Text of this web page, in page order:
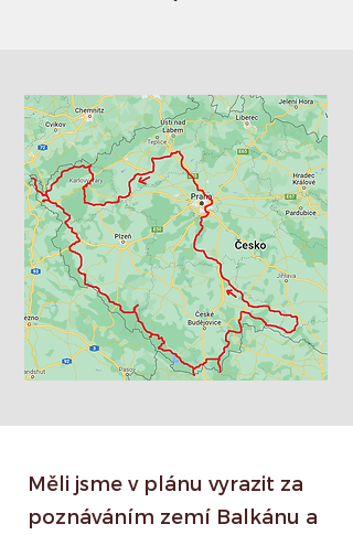
Měli jsme v plánu vyrazit za
poznáváním zemí Balkánu a